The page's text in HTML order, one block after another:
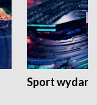
Sport